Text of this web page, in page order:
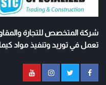
تعمل في توريد وتنفيذ مواد